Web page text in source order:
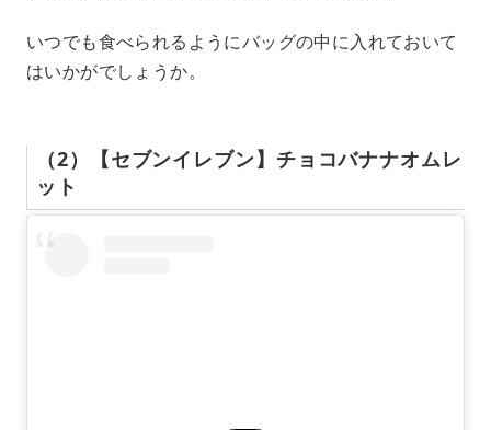
いつでも食べられるようにバッグの中に入れておいて
はいかがでしょうか。
（2）【セブンイレブン】チョコバナナオムレ
ット